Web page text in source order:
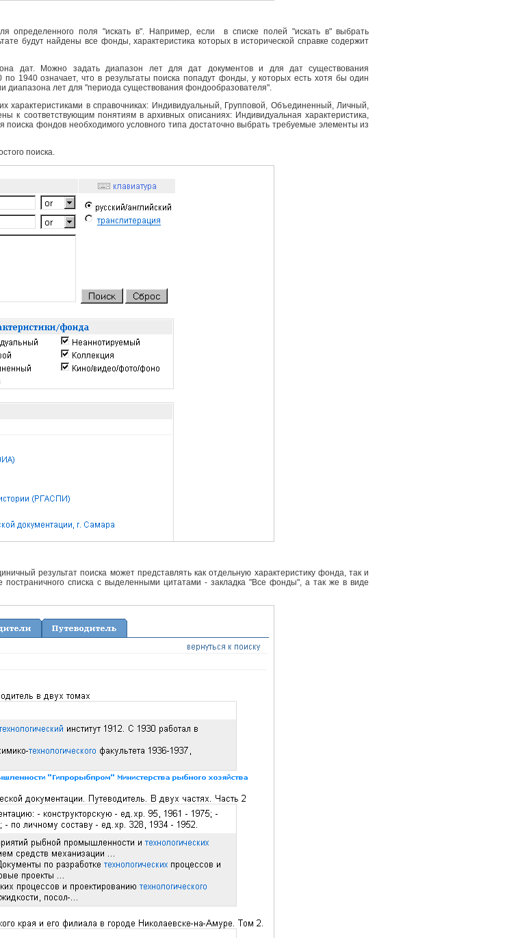
определенного поля "искать в". Например, если в списке полей "искать в" выбрать
будут найдены все фонды, характеристика которых в исторической справке содержит
дат. Можно задать диапазон лет для дат документов и для дат существования
1940 означает, что в результаты поиска попадут фонды, у которых есть хотя бы один
диапазона лет для "периода существования фондообразователя".
в справочниках: Индивидуальный, Групповой, Объединенный, Личный,
соответствующим понятиям в архивных описаниях: Индивидуальная характеристика,
фондов необходимого условного типа достаточно выбрать требуемые элементы из
поиска.
результат поиска может представлять как отдельную характеристику фонда, так и
списка с выделенными цитатами - закладка "Все фонды", а так же в виде